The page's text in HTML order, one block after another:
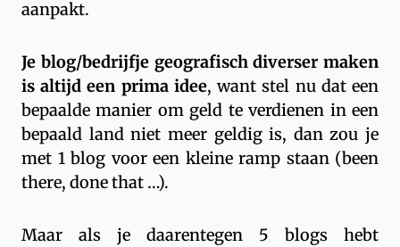
aanpakt.
Je blog/bedrijfje geografisch diverser maken
is altijd een prima idee, want stel nu dat een
bepaalde manier om geld te verdienen in een
bepaald land niet meer geldig is, dan zou je
met 1 blog voor een kleine ramp staan (been
there, done that …).
Maar als je daarentegen 5 blogs hebt